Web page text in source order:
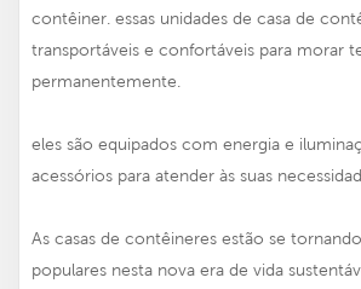
contêiner. essas unidades de casa de
transportáveis e confortáveis para morar
permanentemente.
eles são equipados com energia e
acessórios para atender às suas
As casas de contêineres estão se
populares nesta nova era de vida